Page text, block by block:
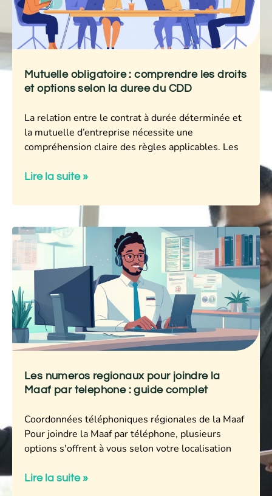
Mutuelle obligatoire : comprendre les droits
et options selon la duree du CDD
La relation entre le contrat à durée déterminée et
la mutuelle d’entreprise nécessite une
compréhension claire des règles applicables. Les
Lire la suite »
Les numeros regionaux pour joindre la
Maaf par telephone : guide complet
Coordonnées téléphoniques régionales de la Maaf
Pour joindre la Maaf par téléphone, plusieurs
options s'offrent à vous selon votre localisation
Lire la suite »